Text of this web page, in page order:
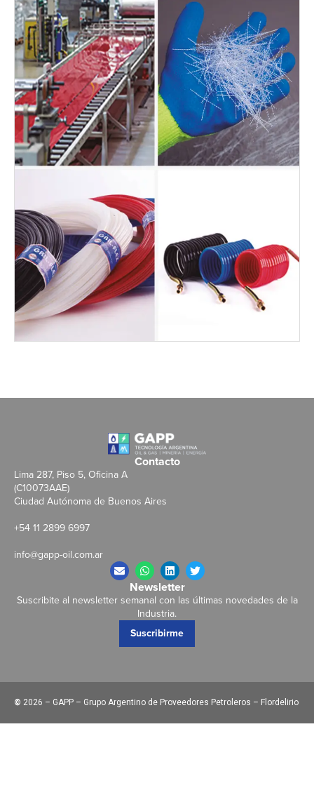
Contacto
Lima 287, Piso 5, Oficina A
(C10073AAE)
Ciudad Autónoma de Buenos Aires
+54 11 2899 6997
info@gapp-oil.com.ar
Newsletter
Suscribite al newsletter semanal con las últimas novedades de la
Industria.
Suscribirme
© 2026 – GAPP – Grupo Argentino de Proveedores Petroleros – Flordelirio